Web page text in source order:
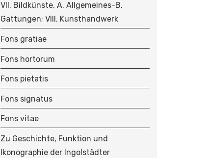
VII. Bildkünste, A. Allgemeines-B.
Gattungen; VIII. Kunsthandwerk
Fons gratiae
Fons hortorum
Fons pietatis
Fons signatus
Fons vitae
Zu Geschichte, Funktion und
Ikonographie der Ingolstädter